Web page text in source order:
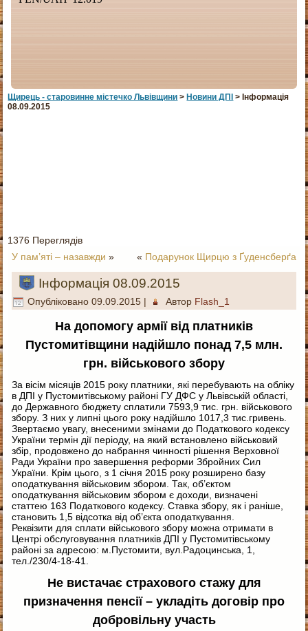
Щирець - старовинне мiстечко Львiвщини >Новини ДПІ > Інформація
08.09.2015
1376 Переглядів
У пам’яті – назавжди » « Подарунок Щирцю з Ґуденсберґа
Інформація 08.09.2015
Опубліковано 09.09.2015 | Автор Flash_1
На допомогу армії від платників
Пустомитівщини надійшло понад 7,5 млн.
грн. військового збору
За вісім місяців 2015 року платники, які перебувають на обліку
в ДПІ у Пустомитівському районі ГУ ДФС у Львівській області,
до Державного бюджету сплатили 7593,9 тис. грн. військового
збору. З них у липні цього року надійшло 1017,3 тис.гривень.
Звертаємо увагу, внесеними змінами до Податкового кодексу
України термін дії періоду, на який встановлено військовий
збір, продовжено до набрання чинності рішення Верховної
Ради України про завершення реформи Збройних Сил
України. Крім цього, з 1 січня 2015 року розширено базу
оподаткування військовим збором. Так, об’єктом
оподаткування військовим збором є доходи, визначені
статтею 163 Податкового кодексу. Ставка збору, як і раніше,
становить 1,5 відсотка від об’єкта оподаткування.
Реквізити для сплати військового збору можна отримати в
Центрі обслуговування платників ДПІ у Пустомитівському
районі за адресою: м.Пустомити, вул.Радоцинська, 1,
тел./230/4-18-41.
Не вистачає страхового стажу для
призначення пенсії – укладіть договір про
добровільну участь